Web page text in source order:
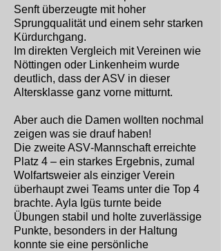
Senft überzeugte mit hoher
Sprungqualität und einem sehr starken
Kürdurchgang.
Im direkten Vergleich mit Vereinen wie
Nöttingen oder Linkenheim wurde
deutlich, dass der ASV in dieser
Altersklasse ganz vorne mitturnt.
Aber auch die Damen wollten nochmal
zeigen was sie drauf haben!
Die zweite ASV‑Mannschaft erreichte
Platz 4 – ein starkes Ergebnis, zumal
Wolfartsweier als einziger Verein
überhaupt zwei Teams unter die Top 4
brachte. Ayla Igüs turnte beide
Übungen stabil und holte zuverlässige
Punkte, besonders in der Haltung
konnte sie eine persönliche